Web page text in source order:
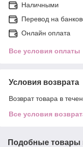
Наличными
Перевод на
Онлайн оплата
Все условия оплаты
Условия возврата
Возврат товара в
Все условия
Подобные товары